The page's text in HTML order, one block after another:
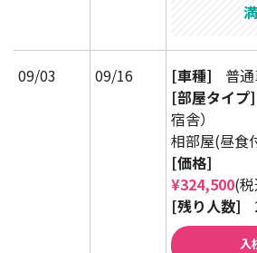
09/03 09/16 [車種]
普
[部屋タイプ]
宿舎）
相部屋(昼食
[価格]
¥324,500(
[残り人数]
入